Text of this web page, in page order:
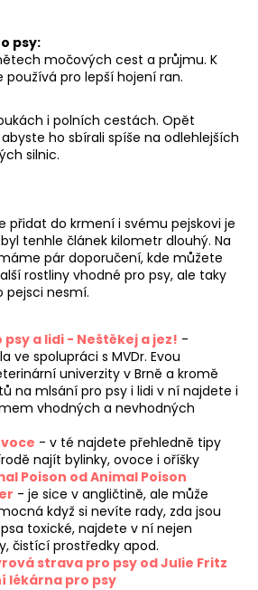
psy:
močových cest a průjmu. K
pro lepší hojení ran.
i polních cestách. Opět
ho sbírali spíše na odlehlejších
silnic.
přidat do krmení i svému pejskovi je
tenhle článek kilometr dlouhý. Na
pár doporučení, kde můžete
rostliny vhodné pro psy, ale taky
nesmí.
a lidi - Neštěkej a jez! -
ve spolupráci s MVDr. Evou
univerzity v Brně a kromě
na mlsání pro psy i lidi v ní najdete i
vhodných a nevhodných
- v té najdete přehledně tipy
najít bylinky, ovoce i oříšky
Poison od Animal Poison
- je sice v angličtině, ale může
když si nevíte rady, zda jsou
toxické, najdete v ní nejen
čistící prostředky apod.
strava pro psy od Julie Fritz
lékárna pro psy